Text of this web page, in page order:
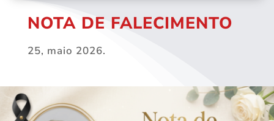
NOTA DE FALECIMENTO
25, maio 2026.